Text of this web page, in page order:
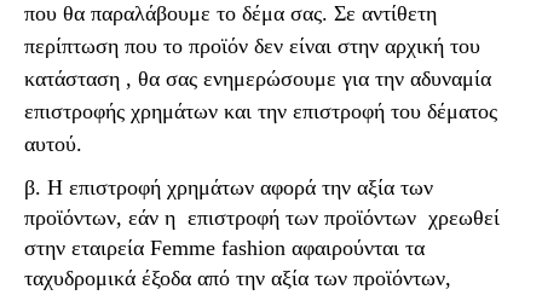
που θα παραλάβουμε το δέμα σας. Σε αντίθετη
περίπτωση που το προϊόν δεν είναι στην αρχική του
κατάσταση , θα σας ενημερώσουμε για την αδυναμία
επιστροφής χρημάτων και την επιστροφή του δέματος
αυτού.
β. Η επιστροφή χρημάτων αφορά την αξία των
προϊόντων, εάν η επιστροφή των προϊόντων χρεωθεί
στην εταιρεία Femme fashion αφαιρούνται τα
ταχυδρομικά έξοδα από την αξία των προϊόντων,